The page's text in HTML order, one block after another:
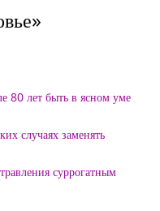
80 лет быть в ясном уме
случаях заменять
суррогатным